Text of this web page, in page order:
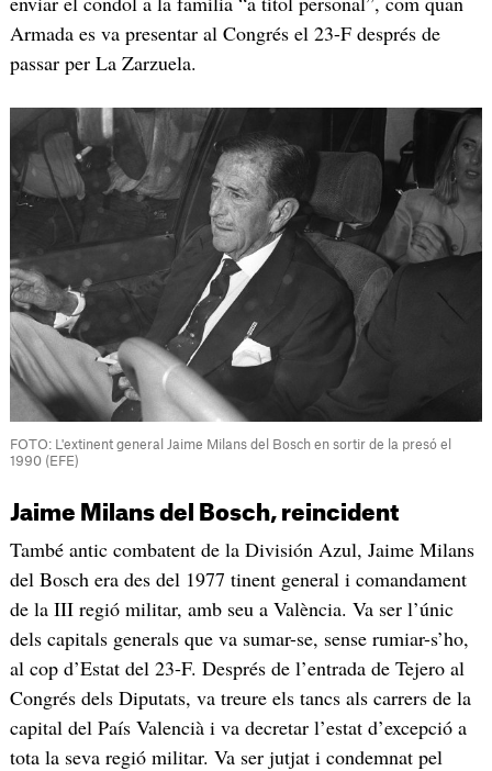
Armada es va presentar al Congrés el 23-F després de
passar per La Zarzuela.
FOTO: L'extinent general Jaime Milans del Bosch en sortir de la presó el
1990 (EFE)
Jaime Milans del Bosch, reincident
També antic combatent de la División Azul, Jaime Milans
del Bosch era des del 1977 tinent general i comandament
de la III regió militar, amb seu a València. Va ser l’únic
dels capitals generals que va sumar-se, sense rumiar-s’ho,
al cop d’Estat del 23-F. Després de l’entrada de Tejero al
Congrés dels Diputats, va treure els tancs als carrers de la
capital del País Valencià i va decretar l’estat d’excepció a
tota la seva regió militar. Va ser jutjat i condemnat pel